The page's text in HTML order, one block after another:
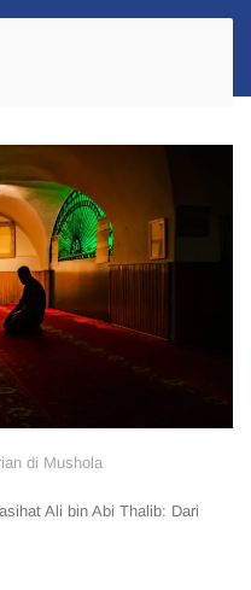
di Mushola
Ali bin Abi Thalib: Dari